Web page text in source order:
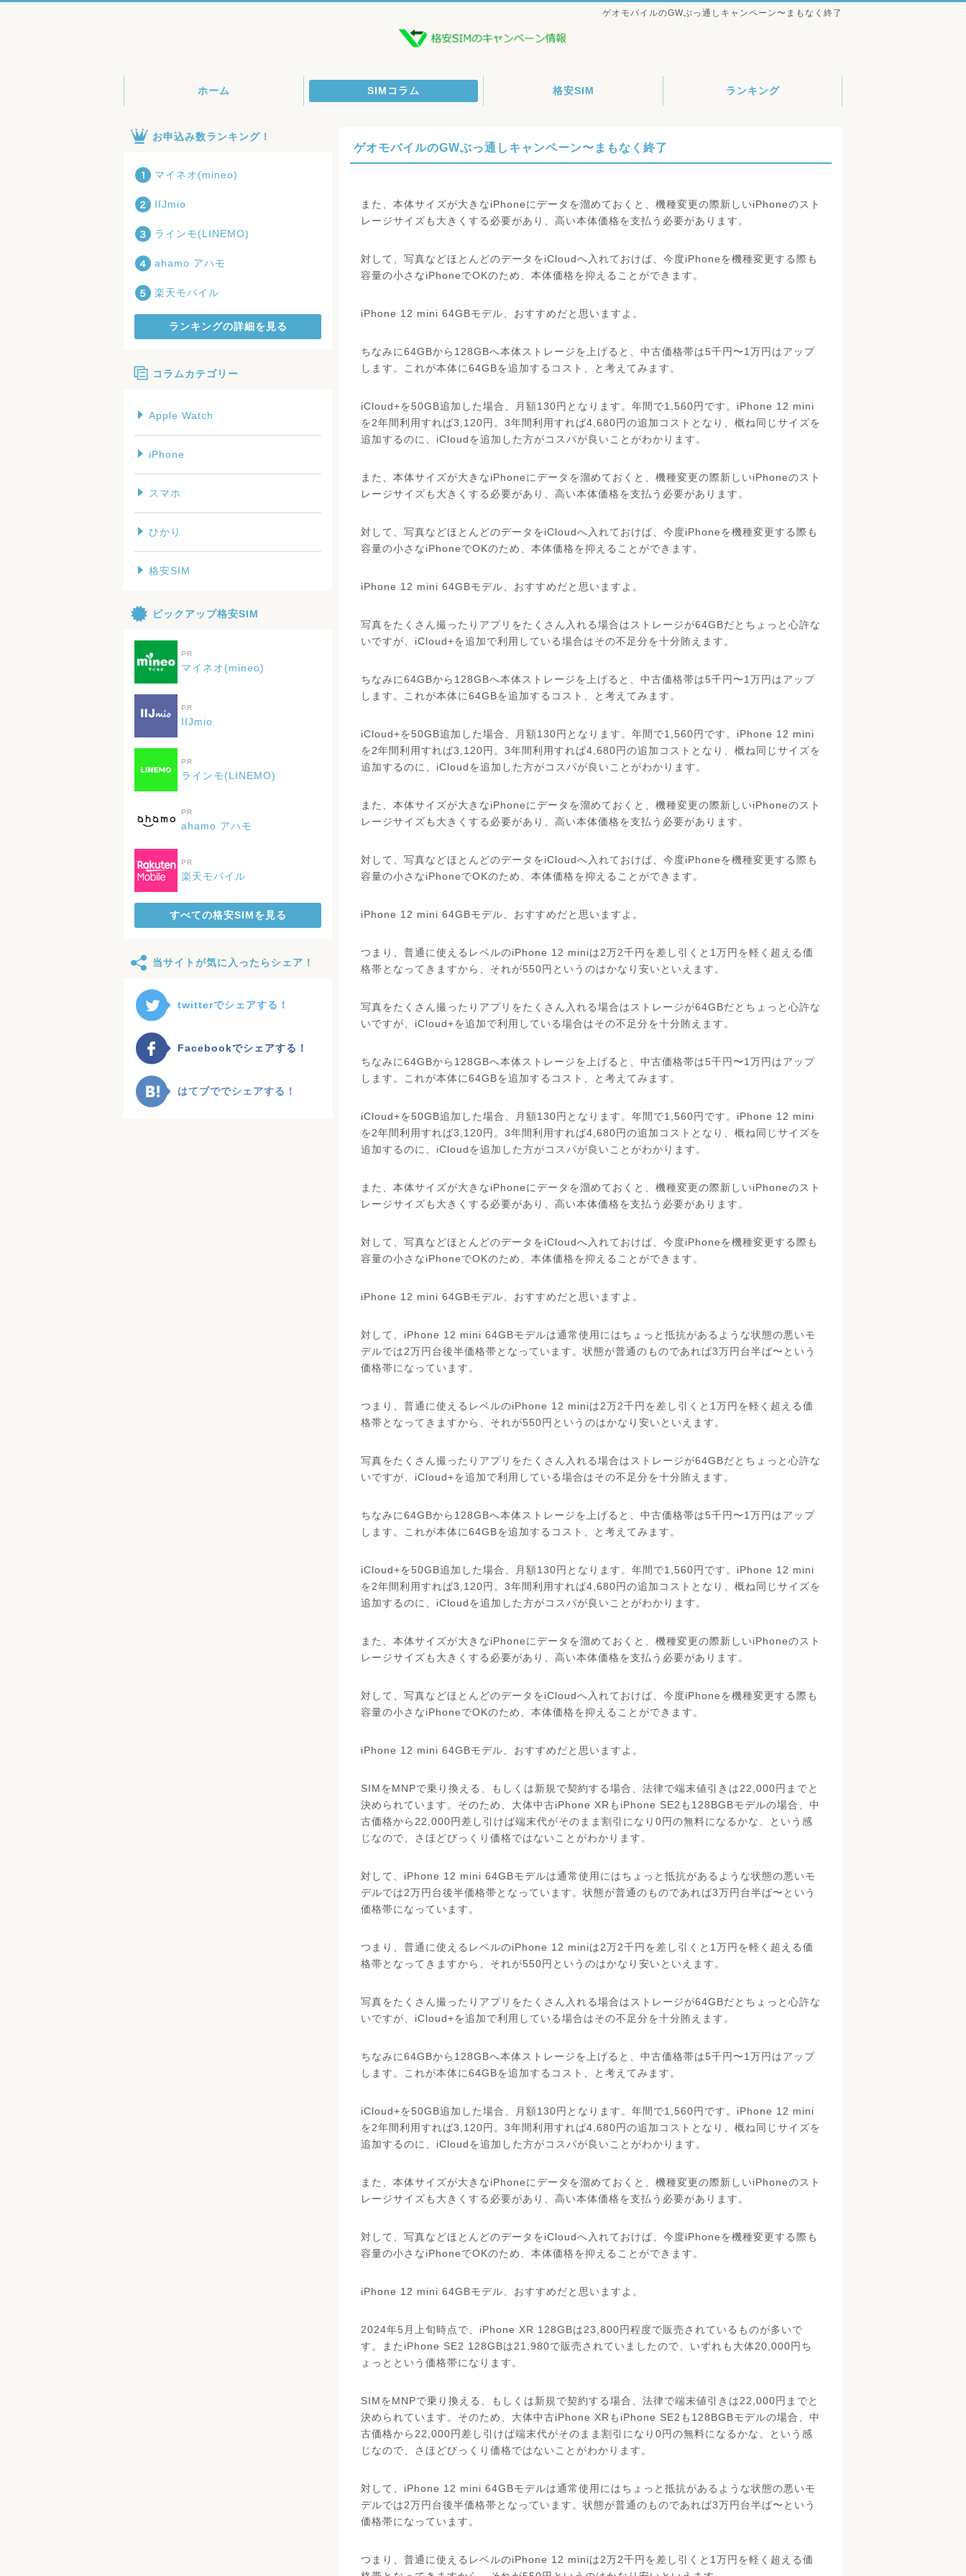
ゲオモバイルのGWぶっ通しキャンペーン〜まもなく終了
ホーム SIMコラム 格安SIM ランキング
ゲオモバイルのGWぶっ通しキャンペーン〜まもなく終了
また、本体サイズが大きなiPhoneにデータを溜めておくと、機種変更の際新しいiPhoneのスト
レージサイズも大きくする必要があり、高い本体価格を支払う必要があります。
対して、写真などほとんどのデータをiCloudへ入れておけば、今度iPhoneを機種変更する際も
容量の小さなiPhoneでOKのため、本体価格を抑えることができます。
iPhone 12 mini 64GBモデル、おすすめだと思いますよ。
ちなみに64GBから128GBへ本体ストレージを上げると、中古価格帯は5千円〜1万円はアップ
します。これが本体に64GBを追加するコスト、と考えてみます。
iCloud+を50GB追加した場合、月額130円となります。年間で1,560円です。iPhone 12 mini
を2年間利用すれば3,120円。3年間利用すれば4,680円の追加コストとなり、概ね同じサイズを
追加するのに、iCloudを追加した方がコスパが良いことがわかります。
また、本体サイズが大きなiPhoneにデータを溜めておくと、機種変更の際新しいiPhoneのスト
レージサイズも大きくする必要があり、高い本体価格を支払う必要があります。
対して、写真などほとんどのデータをiCloudへ入れておけば、今度iPhoneを機種変更する際も
容量の小さなiPhoneでOKのため、本体価格を抑えることができます。
iPhone 12 mini 64GBモデル、おすすめだと思いますよ。
写真をたくさん撮ったりアプリをたくさん入れる場合はストレージが64GBだとちょっと心許な
いですが、iCloud+を追加で利用している場合はその不足分を十分賄えます。
ちなみに64GBから128GBへ本体ストレージを上げると、中古価格帯は5千円〜1万円はアップ
します。これが本体に64GBを追加するコスト、と考えてみます。
iCloud+を50GB追加した場合、月額130円となります。年間で1,560円です。iPhone 12 mini
を2年間利用すれば3,120円。3年間利用すれば4,680円の追加コストとなり、概ね同じサイズを
追加するのに、iCloudを追加した方がコスパが良いことがわかります。
また、本体サイズが大きなiPhoneにデータを溜めておくと、機種変更の際新しいiPhoneのスト
レージサイズも大きくする必要があり、高い本体価格を支払う必要があります。
対して、写真などほとんどのデータをiCloudへ入れておけば、今度iPhoneを機種変更する際も
容量の小さなiPhoneでOKのため、本体価格を抑えることができます。
iPhone 12 mini 64GBモデル、おすすめだと思いますよ。
つまり、普通に使えるレベルのiPhone 12 miniは2万2千円を差し引くと1万円を軽く超える価
格帯となってきますから、それが550円というのはかなり安いといえます。
写真をたくさん撮ったりアプリをたくさん入れる場合はストレージが64GBだとちょっと心許な
いですが、iCloud+を追加で利用している場合はその不足分を十分賄えます。
ちなみに64GBから128GBへ本体ストレージを上げると、中古価格帯は5千円〜1万円はアップ
します。これが本体に64GBを追加するコスト、と考えてみます。
iCloud+を50GB追加した場合、月額130円となります。年間で1,560円です。iPhone 12 mini
を2年間利用すれば3,120円。3年間利用すれば4,680円の追加コストとなり、概ね同じサイズを
追加するのに、iCloudを追加した方がコスパが良いことがわかります。
また、本体サイズが大きなiPhoneにデータを溜めておくと、機種変更の際新しいiPhoneのスト
レージサイズも大きくする必要があり、高い本体価格を支払う必要があります。
対して、写真などほとんどのデータをiCloudへ入れておけば、今度iPhoneを機種変更する際も
容量の小さなiPhoneでOKのため、本体価格を抑えることができます。
iPhone 12 mini 64GBモデル、おすすめだと思いますよ。
対して、iPhone 12 mini 64GBモデルは通常使用にはちょっと抵抗があるような状態の悪いモ
デルでは2万円台後半価格帯となっています。状態が普通のものであれば3万円台半ば〜という
価格帯になっています。
つまり、普通に使えるレベルのiPhone 12 miniは2万2千円を差し引くと1万円を軽く超える価
格帯となってきますから、それが550円というのはかなり安いといえます。
写真をたくさん撮ったりアプリをたくさん入れる場合はストレージが64GBだとちょっと心許な
いですが、iCloud+を追加で利用している場合はその不足分を十分賄えます。
ちなみに64GBから128GBへ本体ストレージを上げると、中古価格帯は5千円〜1万円はアップ
します。これが本体に64GBを追加するコスト、と考えてみます。
iCloud+を50GB追加した場合、月額130円となります。年間で1,560円です。iPhone 12 mini
を2年間利用すれば3,120円。3年間利用すれば4,680円の追加コストとなり、概ね同じサイズを
追加するのに、iCloudを追加した方がコスパが良いことがわかります。
また、本体サイズが大きなiPhoneにデータを溜めておくと、機種変更の際新しいiPhoneのスト
レージサイズも大きくする必要があり、高い本体価格を支払う必要があります。
対して、写真などほとんどのデータをiCloudへ入れておけば、今度iPhoneを機種変更する際も
容量の小さなiPhoneでOKのため、本体価格を抑えることができます。
iPhone 12 mini 64GBモデル、おすすめだと思いますよ。
SIMをMNPで乗り換える、もしくは新規で契約する場合、法律で端末値引きは22,000円までと
決められています。そのため、大体中古iPhone XRもiPhone SE2も128BGBモデルの場合、中
古価格から22,000円差し引けば端末代がそのまま割引になり0円の無料になるかな、という感
じなので、さほどびっくり価格ではないことがわかります。
対して、iPhone 12 mini 64GBモデルは通常使用にはちょっと抵抗があるような状態の悪いモ
デルでは2万円台後半価格帯となっています。状態が普通のものであれば3万円台半ば〜という
価格帯になっています。
つまり、普通に使えるレベルのiPhone 12 miniは2万2千円を差し引くと1万円を軽く超える価
格帯となってきますから、それが550円というのはかなり安いといえます。
写真をたくさん撮ったりアプリをたくさん入れる場合はストレージが64GBだとちょっと心許な
いですが、iCloud+を追加で利用している場合はその不足分を十分賄えます。
ちなみに64GBから128GBへ本体ストレージを上げると、中古価格帯は5千円〜1万円はアップ
します。これが本体に64GBを追加するコスト、と考えてみます。
iCloud+を50GB追加した場合、月額130円となります。年間で1,560円です。iPhone 12 mini
を2年間利用すれば3,120円。3年間利用すれば4,680円の追加コストとなり、概ね同じサイズを
追加するのに、iCloudを追加した方がコスパが良いことがわかります。
また、本体サイズが大きなiPhoneにデータを溜めておくと、機種変更の際新しいiPhoneのスト
レージサイズも大きくする必要があり、高い本体価格を支払う必要があります。
対して、写真などほとんどのデータをiCloudへ入れておけば、今度iPhoneを機種変更する際も
容量の小さなiPhoneでOKのため、本体価格を抑えることができます。
iPhone 12 mini 64GBモデル、おすすめだと思いますよ。
2024年5月上旬時点で、iPhone XR 128GBは23,800円程度で販売されているものが多いで
す。またiPhone SE2 128GBは21,980で販売されていましたので、いずれも大体20,000円ち
ょっとという価格帯になります。
SIMをMNPで乗り換える、もしくは新規で契約する場合、法律で端末値引きは22,000円までと
決められています。そのため、大体中古iPhone XRもiPhone SE2も128BGBモデルの場合、中
古価格から22,000円差し引けば端末代がそのまま割引になり0円の無料になるかな、という感
じなので、さほどびっくり価格ではないことがわかります。
対して、iPhone 12 mini 64GBモデルは通常使用にはちょっと抵抗があるような状態の悪いモ
デルでは2万円台後半価格帯となっています。状態が普通のものであれば3万円台半ば〜という
価格帯になっています。
つまり、普通に使えるレベルのiPhone 12 miniは2万2千円を差し引くと1万円を軽く超える価
お申込み数ランキング！
マイネオ(mineo)
IIJmio
ラインモ(LINEMO)
ahamo アハモ
楽天モバイル
ランキングの詳細を見る
コラムカテゴリー
Apple Watch
iPhone
スマホ
ひかり
格安SIM
ピックアップ格安SIM
PR
マイネオ(mineo)
PR
IIJmio
PR
ラインモ(LINEMO)
PR
ahamo アハモ
PR
楽天モバイル
すべての格安SIMを見る
当サイトが気に入ったらシェア！
twitterでシェアする！
Facebookでシェアする！
はてブででシェアする！